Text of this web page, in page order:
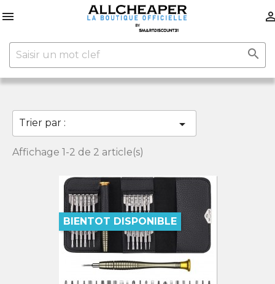


Trier par : 
Affichage 1-2 de 2 article(s)
BIENTOT DISPONIBLE